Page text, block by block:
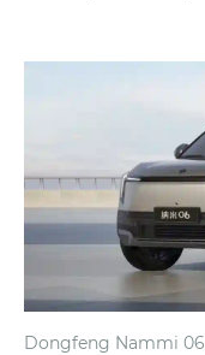
Dongfeng Nammi 06